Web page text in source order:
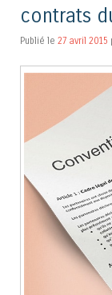
contrats
Publié le 27 avril 2015